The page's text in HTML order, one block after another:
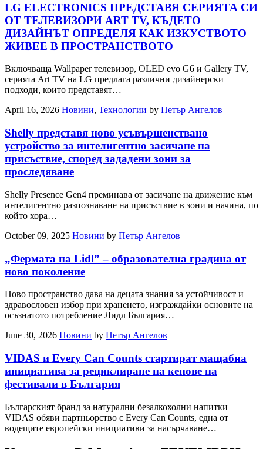
LG ELECTRONICS ПРЕДСТАВЯ СЕРИЯТА СИ
ОТ ТЕЛЕВИЗОРИ ART TV, КЪДЕТО
ДИЗАЙНЪТ ОПРЕДЕЛЯ КАК ИЗКУСТВОТО
ЖИВЕЕ В ПРОСТРАНСТВОТО
Включваща Wallpaper телевизор, OLED evo G6 и Gallery TV,
серията Art TV на LG предлага различни дизайнерски
подходи, които представят…
April 16, 2026 Новини, Технологии by Петър Ангелов
Shelly представя ново усъвършенствано
устройство за интелигентно засичане на
присъствие, според зададени зони за
проследяване
Shelly Presence Gen4 преминава от засичане на движение към
интелигентно разпознаване на присъствие в зони и начина, по
който хора…
October 09, 2025 Новини by Петър Ангелов
„Фeрмата на Lidl” – образователна градина от
ново поколение
Ново пространство дава на децата знания за устойчивост и
здравословен избор при храненето, изграждайки основите на
осъзнатото потребление Лидл България…
June 30, 2026 Новини by Петър Ангелов
VIDAS и Every Can Counts стартират мащабна
инициатива за рециклиране на кенове на
фестивали в България
Българският бранд за натурални безалкохолни напитки
VIDAS обяви партньорство с Every Can Counts, една от
водещите европейски инициативи за насърчаване…